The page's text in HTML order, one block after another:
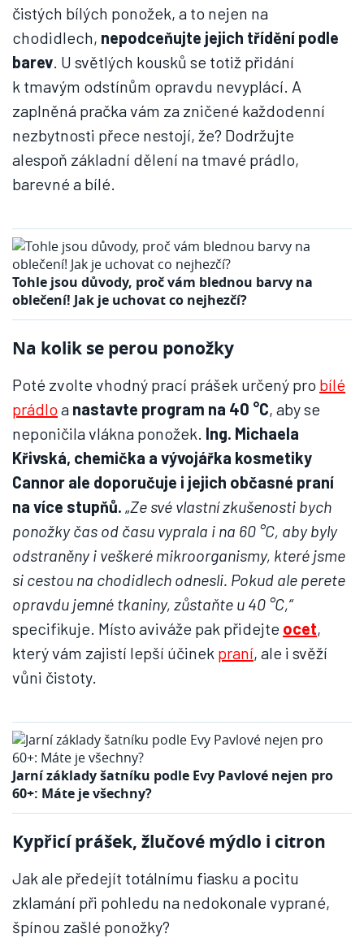
čistých bílých ponožek, a to nejen na
chodidlech, nepodceňujte jejich třídění podle
barev. U světlých kousků se totiž přidání
k tmavým odstínům opravdu nevyplácí. A
zaplněná pračka vám za zničené každodenní
nezbytnosti přece nestojí, že? Dodržujte
alespoň základní dělení na tmavé prádlo,
barevné a bílé.
Tohle jsou důvody, proč vám blednou barvy na
oblečení! Jak je uchovat co nejhezčí?
Na kolik se perou ponožky
Poté zvolte vhodný prací prášek určený pro bílé
prádlo a nastavte program na 40 °C, aby se
neponičila vlákna ponožek. Ing. Michaela
Křivská, chemička a vývojářka kosmetiky
Cannor ale doporučuje i jejich občasné praní
na více stupňů. „Ze své vlastní zkušenosti bych
ponožky čas od času vyprala i na 60 °C, aby byly
odstraněny i veškeré mikroorganismy, které jsme
si cestou na chodidlech odnesli. Pokud ale perete
opravdu jemné tkaniny, zůstaňte u 40 °C,“
specifikuje. Místo aviváže pak přidejte ocet,
který vám zajistí lepší účinek praní, ale i svěží
vůni čistoty.
Jarní základy šatníku podle Evy Pavlové nejen pro
60+: Máte je všechny?
Kypřicí prášek, žlučové mýdlo i citron
Jak ale předejít totálnímu fiasku a pocitu
zklamání při pohledu na nedokonale vyprané,
špínou zašlé ponožky?